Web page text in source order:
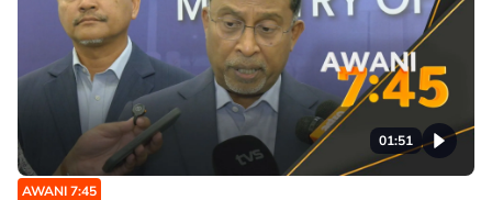
01:51
AWANI 7:45